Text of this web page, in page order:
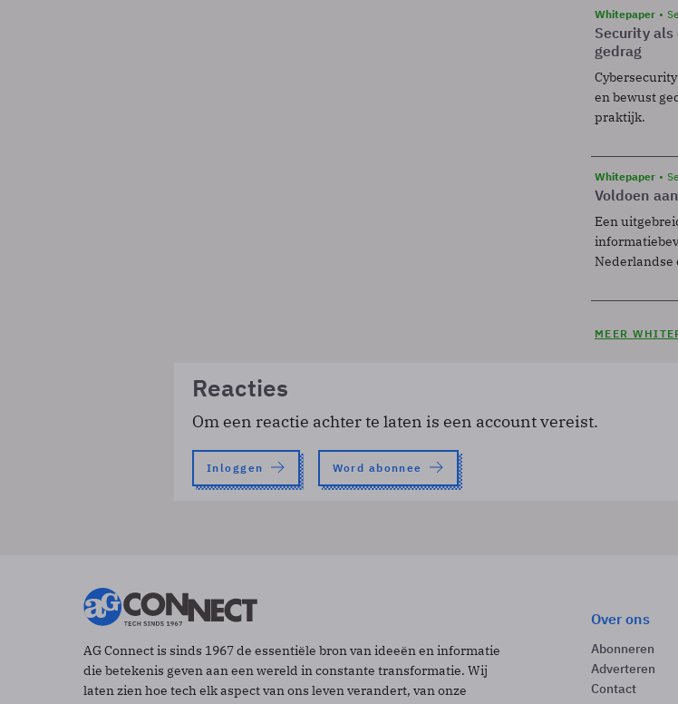
Whitepaper
Security
gedrag
en bewust
praktijk.
Whitepaper
Voldoen
Een
Nederlandse
MEER
Reacties
Om een reactie achter te laten is een account vereist.
Inloggen Word abonnee
AG Connect is sinds 1967 de essentiële bron van ideeën en informatie
die betekenis geven aan een wereld in constante transformatie. Wij
laten zien hoe tech elk aspect van ons leven verandert, van onze
Over ons
Abonneren
Adverteren
Contact